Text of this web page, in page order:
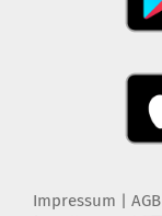
Impressum AGB